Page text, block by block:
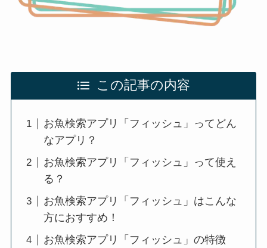
この記事の内容
お魚検索アプリ「フィッシュ」ってどん
なアプリ？
お魚検索アプリ「フィッシュ」って使え
る？
お魚検索アプリ「フィッシュ」はこんな
方におすすめ！
お魚検索アプリ「フィッシュ」の特徴